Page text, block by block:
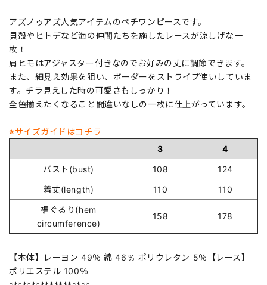
アズノゥアズ人気アイテムのペチワンピースです。
貝殻やヒトデなど海の仲間たちを施したレースが涼しげな一
枚！
肩ヒモはアジャスター付きなのでお好みの丈に調節できます。
また、細見え効果を狙い、ボーダーをストライプ使いしていま
す。チラ見えした時の可愛さもしっかり！
全色揃えたくなること間違いなしの一枚に仕上がっています。
※サイズガイドはコチラ
3
4
バスト(bust)
108
124
着丈(length)
110
110
裾ぐるり(hem
circumference)
158 178
【本体】レーヨン 49％ 綿 46％ ポリウレタン 5％【レース】
ポリエステル 100％